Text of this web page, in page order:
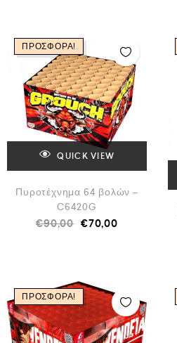
ΠΡΟΣΦΟΡΆ!
QUICK VIEW
Πυροτέχνημα 64 βολών –
C6420G
€90,00 €70,00
ΠΡΟΣΦΟΡΆ!